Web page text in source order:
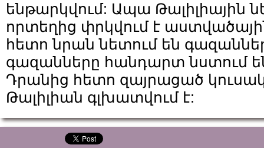
ենթարկվում: Ապա Թալիլիային
որտեղից փրկվում է
հետո նրան նետում են
գազանները հանդարտ նստում
Դրանից հետո զայրացած
Թալիլիան գլխատվում է: